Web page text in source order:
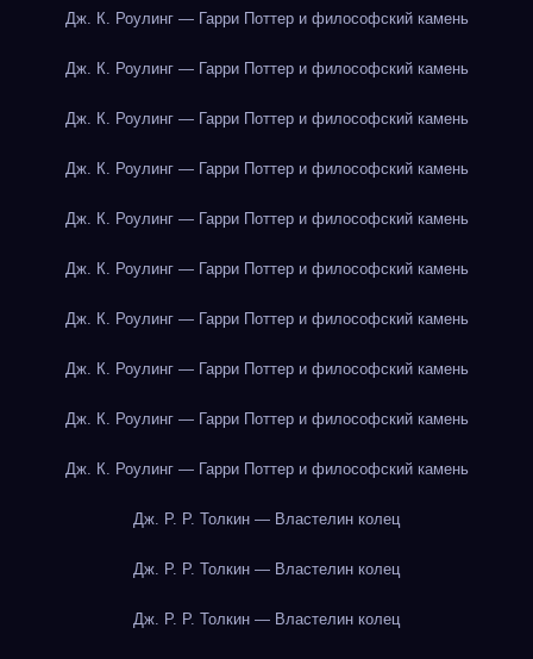
Дж. К. Роулинг — Гарри Поттер и философский камень
Дж. К. Роулинг — Гарри Поттер и философский камень
Дж. К. Роулинг — Гарри Поттер и философский камень
Дж. К. Роулинг — Гарри Поттер и философский камень
Дж. К. Роулинг — Гарри Поттер и философский камень
Дж. К. Роулинг — Гарри Поттер и философский камень
Дж. К. Роулинг — Гарри Поттер и философский камень
Дж. К. Роулинг — Гарри Поттер и философский камень
Дж. К. Роулинг — Гарри Поттер и философский камень
Дж. К. Роулинг — Гарри Поттер и философский камень
Дж. Р. Р. Толкин — Властелин колец
Дж. Р. Р. Толкин — Властелин колец
Дж. Р. Р. Толкин — Властелин колец